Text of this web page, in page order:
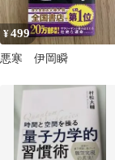
¥499
悪寒 伊岡瞬